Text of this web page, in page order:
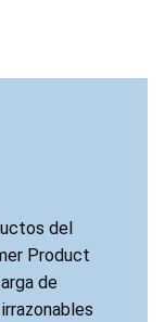
del
Product
de